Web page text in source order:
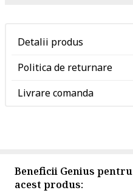
Detalii produs
Politica de returnare
Livrare comanda
Beneficii Genius pentru
acest produs: